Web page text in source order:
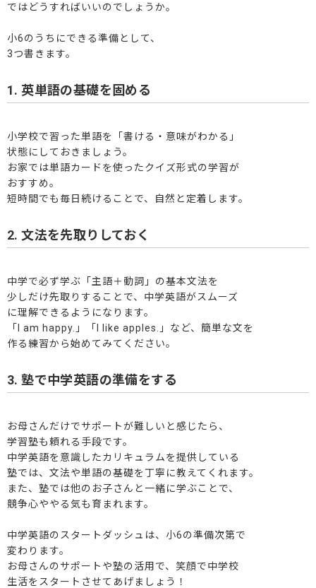
ではどうすればいいのでしょうか。
小6のうちにできる準備として、
3つ書きます。
1. 英単語の基礎を固める
小学校で習った単語を「書ける・意味がわかる」
状態にしておきましょう。
お家では単語カードを使ったクイズ形式の学習が
おすすめ。
短時間でも毎日続けることで、自然と定着します。
2. 文法を先取りしておく
中学で必ず学ぶ「主語＋動詞」の基本文法を
少しだけ先取りすることで、中学英語がスムーズ
に理解できるようになります。
「I am happy.」「I like apples.」など、簡単な文を
作る練習から始めてみてください。
3. 塾で中学英語の準備をする
お母さんだけでサポートが難しいと感じたら、
学習塾も頼れる手段です。
中学英語を意識したカリキュラムを提供している
塾では、文法や単語の基礎を丁寧に教えてくれます。
また、塾では他のお子さんと一緒に学ぶことで、
競争心ややる気も育まれます。
中学英語のスタートダッシュは、小6の準備次第で
変わります。
お母さんのサポートや塾の活用で、笑顔で中学校
生活をスタートさせてあげましょう！